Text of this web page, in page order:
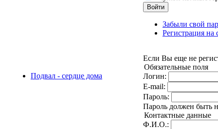
Подвал - сердце дома
Войти
Забыли свой
Регистрация на
Если Вы еще не
Обязательные поля
Логин:
E-mail:
Пароль:
Пароль должен быть
Контактные данные
Ф.И.О.: